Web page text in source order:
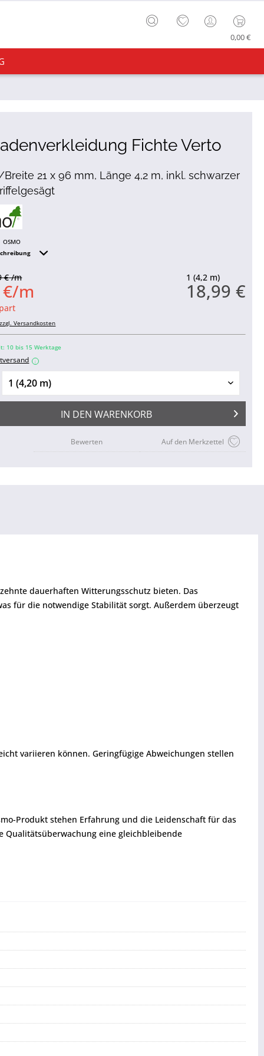
0,00 €
Fichte Verto
21 x 96 mm, Länge 4,2 m, inkl. schwarzer
OSMO
1 (4,2 m)
18,99 €
€ /m
m
zzgl. Versandkosten
10 bis 15 Werktage
i
IN DEN WARENKORB
Auf den Merkzettel
Bewerten
dauerhaften Witterungsschutz bieten. Das
für die notwendige Stabilität sorgt. Außerdem überzeugt
variieren können. Geringfügige Abweichungen stellen
Produkt stehen Erfahrung und die Leidenschaft für das
eine gleichbleibende